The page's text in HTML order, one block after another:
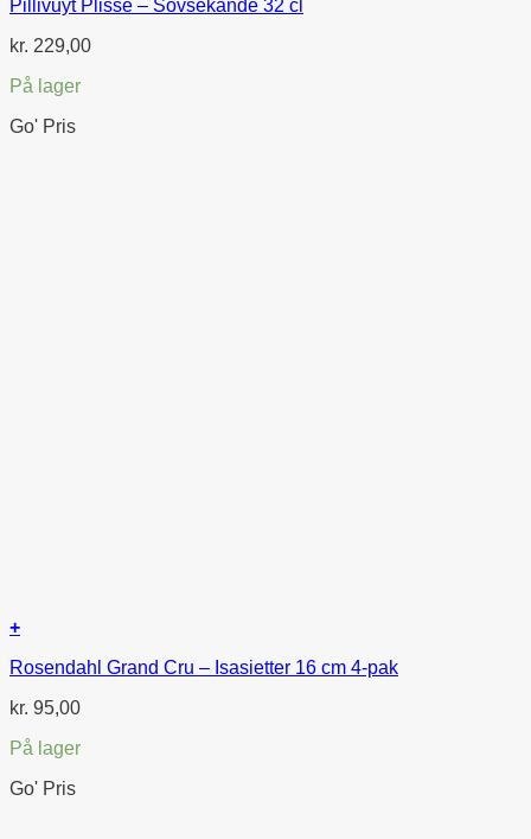
Pillivuyt Plissé – Sovsekande 32 cl
kr. 229,00
På lager
Go' Pris
+
Rosendahl Grand Cru – Isasietter 16 cm 4-pak
kr. 95,00
På lager
Go' Pris